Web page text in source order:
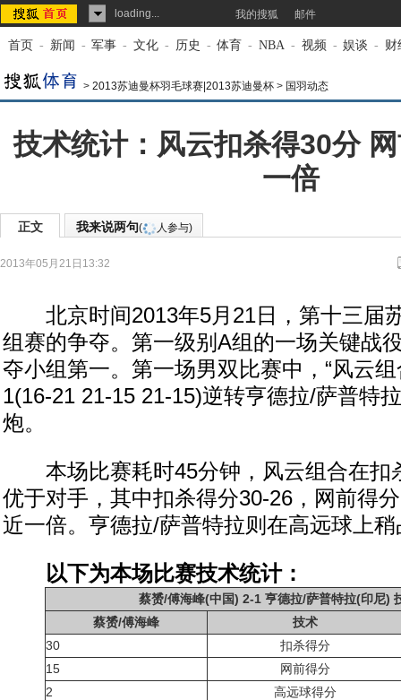
loading... 我的搜狐 邮件
首页 - 新闻 - 军事 - 文化 - 历史 - 体育 - NBA - 视频 - 娱谈 - 财
> 2013苏迪曼杯羽毛球赛|2013苏迪曼杯 > 国羽动态
技术统计：风云扣杀得30分
一倍
正文 我来说两句( 人参与)
2013年05月21日13:32
北京时间2013年5月21日，第十三届
组赛的争夺。第一级别A组的一场关键战
夺小组第一。第一场男双比赛中，“风云
1(16-21 21-15 21-15)逆转亨德拉/萨普特
炮。
本场比赛耗时45分钟，风云组合在扣
优于对手，其中扣杀得分30-26，网前得
近一倍。亨德拉/萨普特拉则在高远球上
以下为本场比赛技术统计：
蔡赟/傅海峰(中国) 2-1 亨德拉/萨普特拉(印尼)
蔡赟/傅海峰
技术
30
扣杀得分
15
网前得分
2
高远球得分